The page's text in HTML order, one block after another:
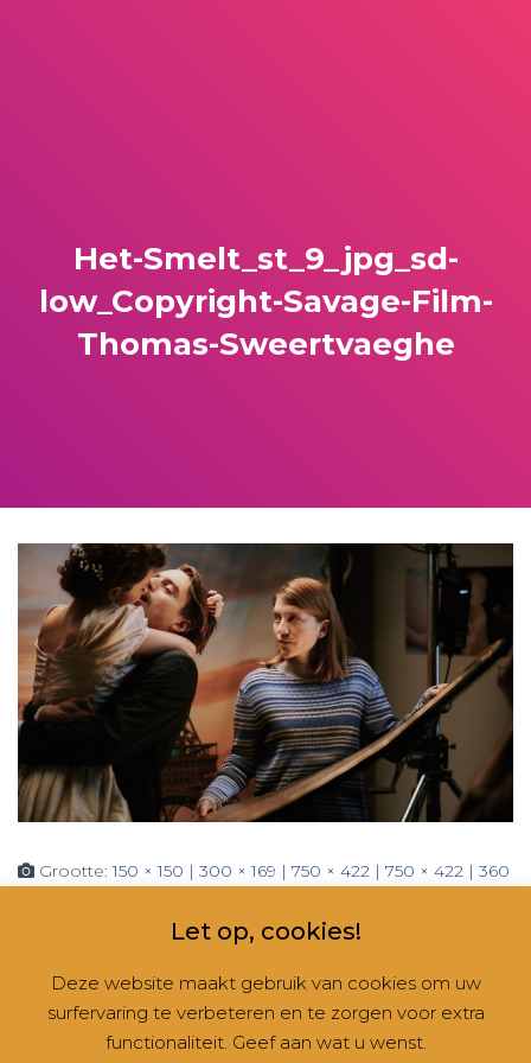
Het-Smelt_st_9_jpg_sd-
low_Copyright-Savage-Film-
Thomas-Sweertvaeghe
Grootte:150 × 150 | 300 × 169 | 750 × 422 | 750 × 422 | 360
CONTACT NIEUWSBRIEVEN RUBRIEKEN
Let op, cookies!
Deze website maakt gebruik van cookies om uw
surfervaring te verbeteren en te zorgen voor extra
functionaliteit. Geef aan wat u wenst.